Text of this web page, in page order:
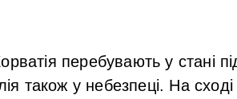
перебувають у стані
також у небезпеці. На